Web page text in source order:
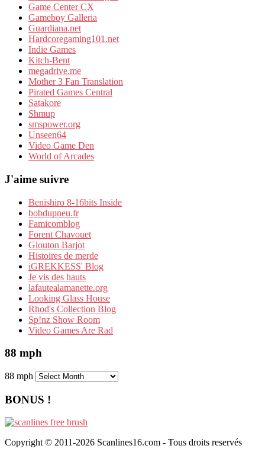
Game Center CX
Gameboy Galleria
Guardiana.net
Hardcoregaming101.net
Indie Games
Kitch-Bent
megadrive.me
Mother 3 Fan Translation
Pirated Games Central
Satakore
Shmup
smspower.org
Unseen64
Video Game Den
World of Arcades
J'aime suivre
Benishiro 8-16bits Inside
bobdupneu.fr
Famicomblog
Forent Chavouet
Glouton Barjot
Histoires de merde
iGREKKESS' Blog
Je vis des hauts
lafautealamanette.org
Looking Glass House
Rhod's Collection Blog
Sp!nz Show Room
Video Games Are Rad
88 mph
88 mph
BONUS !
Copyright © 2011-2026 Scanlines16.com - Tous droits reservés